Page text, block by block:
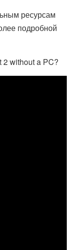
ресурсам
подробной
2 without a PC?